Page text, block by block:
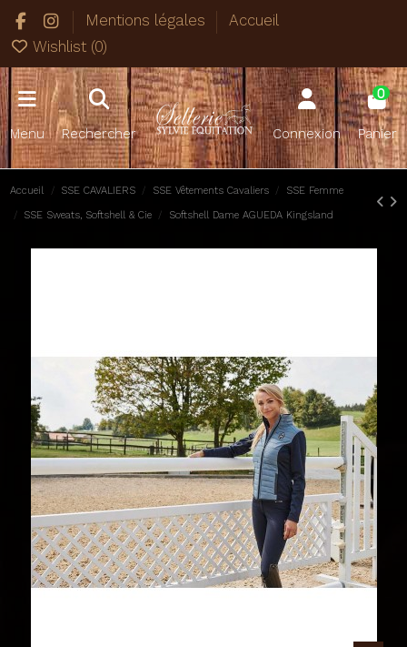
Mentions légales
Accueil
Wishlist (0)
Menu Rechercher Connexion
0
Panier
Accueil SSE CAVALIERS SSE Vêtements Cavaliers SSE Femme
SSE Sweats, Softshell & Cie Softshell Dame AGUEDA Kingsland